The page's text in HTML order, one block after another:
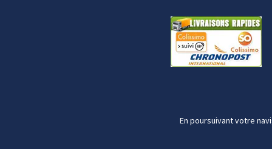
En poursuivant votre